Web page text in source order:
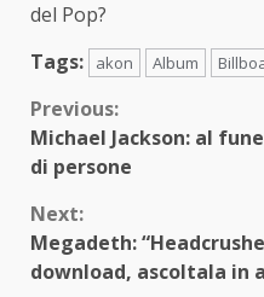
del Pop?
Tags:
akon Album
Continue
Reading
Previous:
Michael Jackson: al
di persone
Next:
Megadeth:
download, ascoltala in